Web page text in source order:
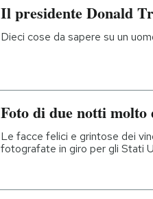
Il presidente Donald
Dieci cose da sapere su un
Foto di due notti molto
Le facce felici e grintose dei
fotografate in giro per gli Stati